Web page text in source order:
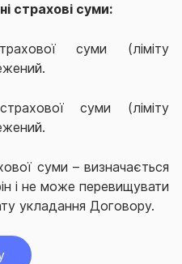
страхові суми:
суми (ліміту
суми (ліміту
суми – визначається
і не може перевищувати
укладання Договору.